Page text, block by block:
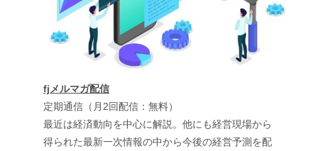
fjメルマガ配信
定期通信（月2回配信：無料）
最近は経済動向を中心に解説。他にも経営現場から
得られた最新一次情報の中から今後の経営予測を配